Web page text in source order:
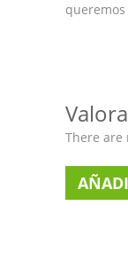
There are